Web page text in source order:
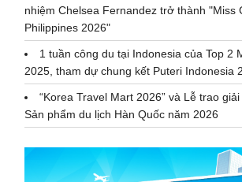
nhiệm Chelsea Fernandez trở thành "Miss
Philippines 2026"
1 tuần công du tại Indonesia của Top 2
2025, tham dự chung kết Puteri Indonesia
“Korea Travel Mart 2026” và Lễ trao
Sản phẩm du lịch Hàn Quốc năm 2026